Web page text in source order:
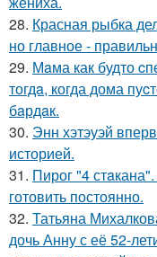
28. Красная рыбка
но главное -
29. Мaма как будто
тогдa, когда дома
бaрдaк.
30. Энн хэтэуэй
историей.
31. Пирог "4
готовить постоянно.
32. Татьяна
дочь Анну с её 52-